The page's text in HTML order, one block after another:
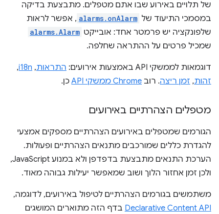
של תלויים באירוע שבו אתם מטפלים. מתבצעת בדיקה
במסמכי התיעוד של alarms.onAlarm , אפשר לראות
שלפונקציה יש פרמטר אחד: אובייקט alarms.Alarm
שמכיל פרטים על ההתראה שחלפה.
דוגמאות לממשקי API באמצעות אירועים: התראות,
i18n
,
זהות, זמן ריצה. רוב Chrome ממשקי API כן.
מטפלים הצהרתיים באירועים
הגורמים שמטפלים באירועים הצהרתיים מספקים אמצעי
להגדרת כללים שמורכבים מתנאים הצהרתיים ופעולות.
הערכת התנאים מתבצעת בדפדפן ולא במנוע JavaScript,
ולכן זמן אחזור הלוך ושוב שמאפשר יעילות גבוהה מאוד.
משתמשים בגורמים הצהרתיים לטיפול באירועים, לדוגמה,
Declarative Content API בדף הזה מתוארים המושגים